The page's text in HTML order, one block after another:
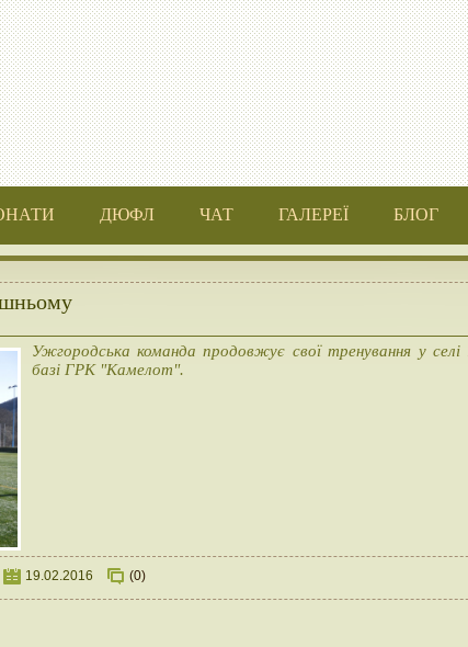
ДЮФЛ ЧАТ ГАЛЕРЕЇ БЛОГ
Ужгородська команда продовжує свої тренування у
базі ГРК "Камелот".
19.02.2016 (0)